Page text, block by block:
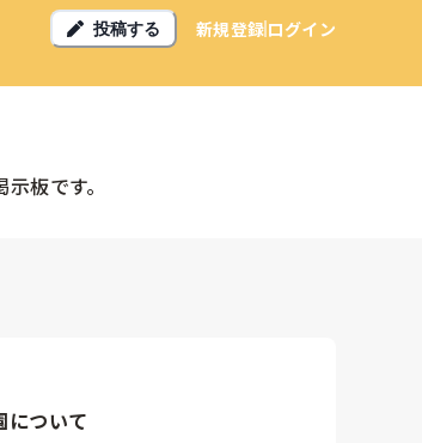
投稿する 新規登録ログイン
板です。
について